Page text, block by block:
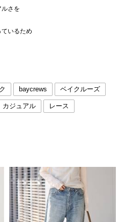
さを
いるため
baycrews ベイクルーズ
カジュアル レース